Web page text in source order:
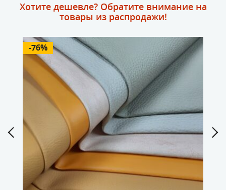
Хотите дешевле? Обратите внимание на
товары из распродажи!
-76%